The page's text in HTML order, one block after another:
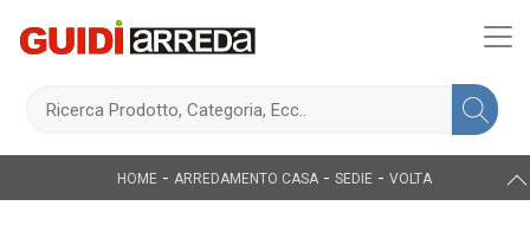
HOME- ARREDAMENTO CASA- SEDIE - VOLTA